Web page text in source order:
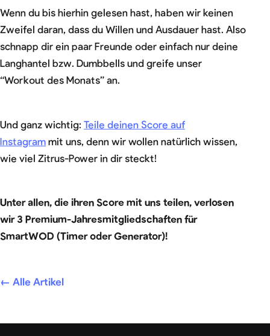
Wenn du bis hierhin gelesen hast, haben wir keinen
Zweifel daran, dass du Willen und Ausdauer hast. Also
schnapp dir ein paar Freunde oder einfach nur deine
Langhantel bzw. Dumbbells und greife unser
“Workout des Monats” an.
Und ganz wichtig: Teile deinen Score auf
Instagram mit uns, denn wir wollen natürlich wissen,
wie viel Zitrus-Power in dir steckt!
Unter allen, die ihren Score mit uns teilen, verlosen
wir 3 Premium-Jahresmitgliedschaften für
SmartWOD (Timer oder Generator)!
← Alle Artikel